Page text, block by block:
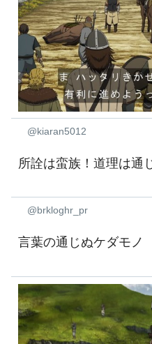
@kiaran5012
所詮は蛮族！道理は通
@brkloghr_pr
言葉の通じぬケダモノ